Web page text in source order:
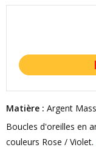
Matière : Argent
Boucles d'oreilles en
couleurs Rose / Violet.